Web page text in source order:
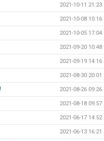
2021-10-11 21:23
2021-10-08 10:16
2021-10-05 17:04
2021-09-20 10:48
2021-09-19 14:16
2021-08-30 20:01
2021-08-26 09:26
2021-08-18 09:57
2021-06-17 14:52
2021-06-13 16:21